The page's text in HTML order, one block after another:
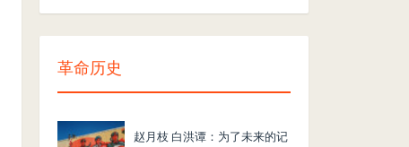
革命历史
赵月枝 白洪谭：为了未来的记